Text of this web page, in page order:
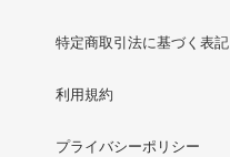
特定商取引法に基づく表記
利用規約
プライバシーポリシー